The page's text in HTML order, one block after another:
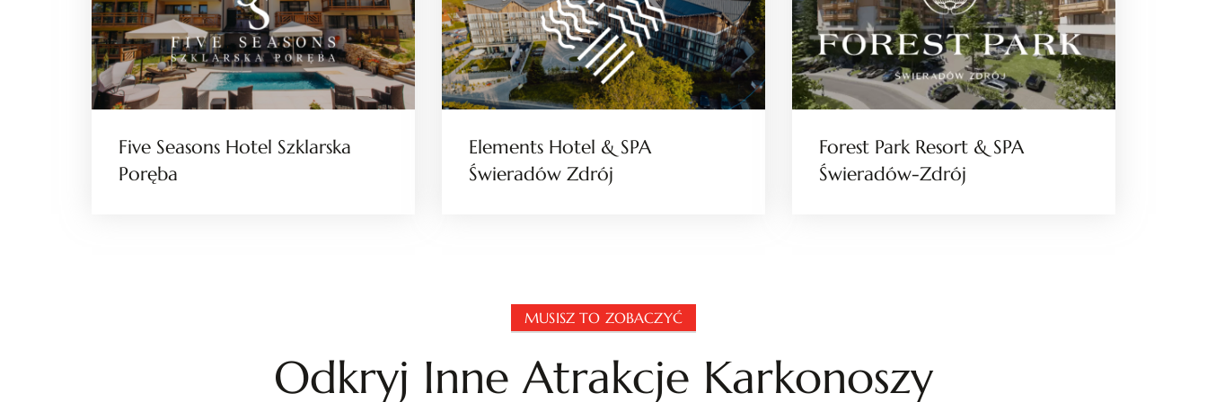
Five Seasons Hotel Szklarska
Poręba
Elements Hotel & SPA
Świeradów Zdrój
Forest Park Resort & SPA
Świeradów-Zdrój
MUSISZ TO ZOBACZYĆ
Odkryj Inne Atrakcje Karkonoszy